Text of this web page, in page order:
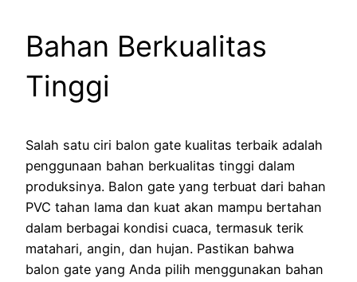
Bahan Berkualitas
Tinggi
Salah satu ciri balon gate kualitas terbaik adalah
penggunaan bahan berkualitas tinggi dalam
produksinya. Balon gate yang terbuat dari bahan
PVC tahan lama dan kuat akan mampu bertahan
dalam berbagai kondisi cuaca, termasuk terik
matahari, angin, dan hujan. Pastikan bahwa
balon gate yang Anda pilih menggunakan bahan